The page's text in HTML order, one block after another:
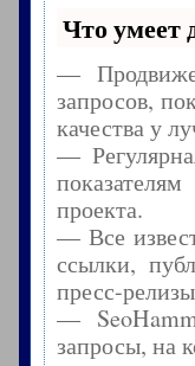
Что умеет
—
запросов,
качества у
—
проекта.
— Все
ссылки,
пресс-
—
запросы, на